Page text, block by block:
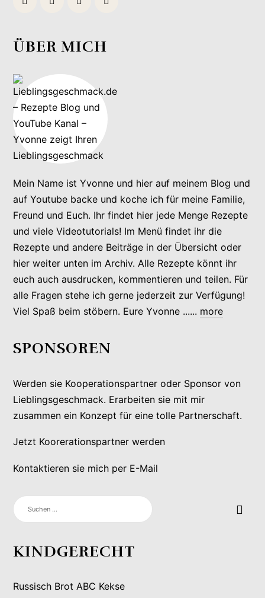
ÜBER MICH
Mein Name ist Yvonne und hier auf meinem Blog und
auf Youtube backe und koche ich für meine Familie,
Freund und Euch. Ihr findet hier jede Menge Rezepte
und viele Videotutorials! Im Menü findet ihr die
Rezepte und andere Beiträge in der Übersicht oder
hier weiter unten im Archiv. Alle Rezepte könnt ihr
euch auch ausdrucken, kommentieren und teilen. Für
alle Fragen stehe ich gerne jederzeit zur Verfügung!
Viel Spaß beim stöbern. Eure Yvonne ...... more
SPONSOREN
Werden sie Kooperationspartner oder Sponsor von
Lieblingsgeschmack. Erarbeiten sie mit mir
zusammen ein Konzept für eine tolle Partnerschaft.
Jetzt Koorerationspartner werden
Kontaktieren sie mich per E-Mail
SUCHEN
NACH:
KINDGERECHT
Russisch Brot ABC Kekse